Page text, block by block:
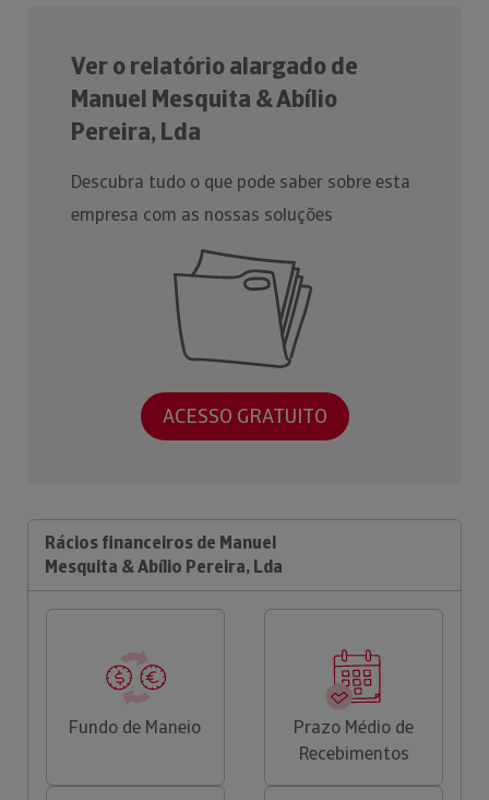
Ver o relatório alargado de
Manuel Mesquita & Abílio
Pereira, Lda
Descubra tudo o que pode saber sobre esta
empresa com as nossas soluções
ACESSO GRATUITO
Rácios financeiros de Manuel
Mesquita & Abílio Pereira, Lda
Fundo de Maneio
Prazo Médio de
Recebimentos